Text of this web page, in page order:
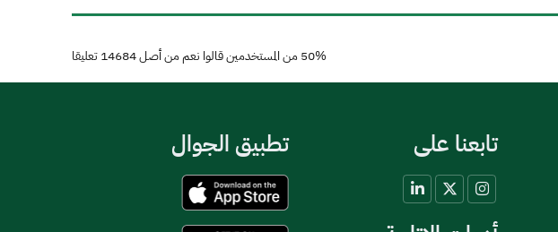
50%من المستخدمين قالوا نعم من أصل14684تعليقا
تابعنا على تطبيق الجوال